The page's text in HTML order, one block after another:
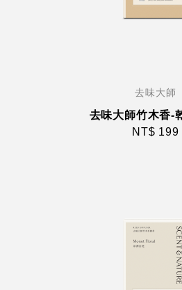
去味大師
去味大師竹木香-
NT$ 199